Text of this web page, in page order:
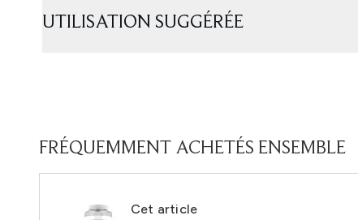
UTILISATION SUGGÉRÉE
FRÉQUEMMENT ACHETÉS ENSEMBLE
Cet article